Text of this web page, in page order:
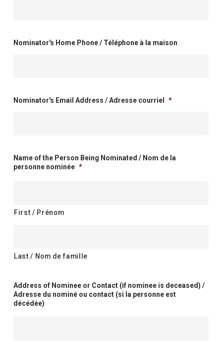
Nominator's Home Phone / Téléphone à la maison
Nominator's Email Address / Adresse courriel *
Name of the Person Being Nominated / Nom de la
personne nominée *
First / Prénom
Last / Nom de famille
Address of Nominee or Contact (if nominee is deceased) /
Adresse du nominé ou contact (si la personne est
décédée)